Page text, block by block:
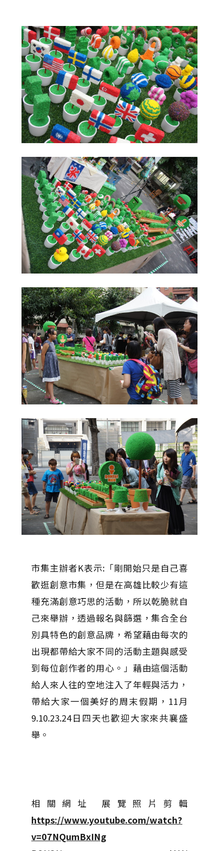
市集主辦者K表示:「剛開始只是自己喜
歡逛創意市集，但是在高雄比較少有這
種充滿創意巧思的活動，所以乾脆就自
己來舉辦，透過報名與篩選，集合全台
別具特色的創意品牌，希望藉由每次的
出現都帶給大家不同的活動主題與感受
到每位創作者的用心。」藉由這個活動
給人來人往的空地注入了年輕與活力，
帶給大家一個美好的周末假期，11月
9.10.23.24日四天也歡迎大家來共襄盛
舉。
相關網址 展覽照片剪輯
https://www.youtube.com/watch?
v=07NQumBxINg